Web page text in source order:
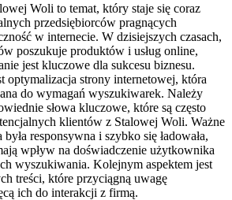
Woli to temat, który staje się coraz
przedsiębiorców pragnących
w internecie. W dzisiejszych czasach,
poszukuje produktów i usług online,
jest kluczowe dla sukcesu biznesu.
optymalizacja strony internetowej, która
do wymagań wyszukiwarek. Należy
słowa kluczowe, które są często
klientów z Stalowej Woli. Ważne
responsywna i szybko się ładowała,
wpływ na doświadczenie użytkownika
wyszukiwania. Kolejnym aspektem jest
treści, które przyciągną uwagę
ich do interakcji z firmą.